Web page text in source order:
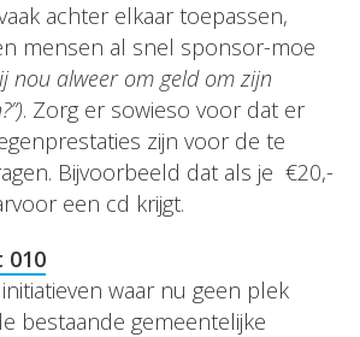
achter elkaar toepassen,
mensen al snel sponsor-moe
nou alweer om geld om zijn
. Zorg er sowieso voor dat er
zijn voor de te
Bijvoorbeeld dat als je €20,-
een cd krijgt.
010
waar nu geen plek
bestaande gemeentelijke